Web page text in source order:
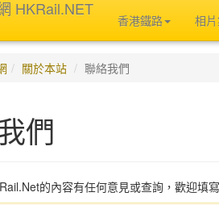
香港鐵路 相
關於本站 聯絡我們
們
的內容有任何意見或查詢，歡迎填